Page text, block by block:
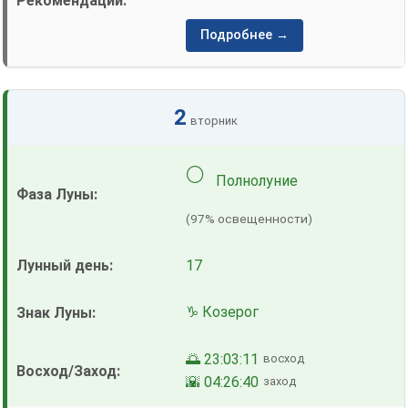
Подробнее →
2 вторник
🌕 Полнолуние
(97% освещенности)
17
♑ Козерог
🌅 23:03:11 восход
🌇 04:26:40 заход